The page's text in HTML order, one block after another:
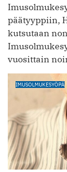
päätyyppiin,
kutsutaan
vuosittain
IMUSOLMUKESYÖPÄ